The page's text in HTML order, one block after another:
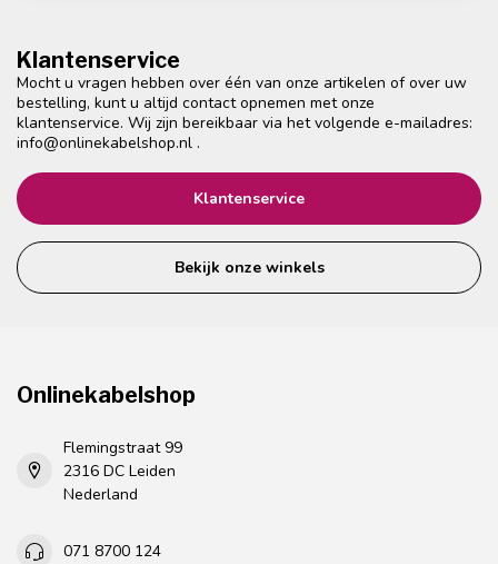
Klantenservice
Mocht u vragen hebben over één van onze artikelen of over uw
bestelling, kunt u altijd contact opnemen met onze
klantenservice. Wij zijn bereikbaar via het volgende e-mailadres:
info@onlinekabelshop.nl .
Klantenservice
Bekijk onze winkels
Onlinekabelshop
Flemingstraat 99
2316 DC Leiden
Nederland
071 8700 124